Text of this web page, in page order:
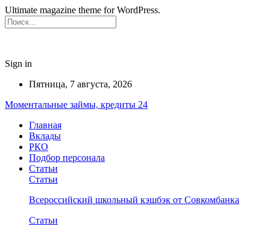
Ultimate magazine theme for WordPress.
Sign in
Пятница, 7 августа, 2026
Моментальные займы, кредиты 24
Главная
Вклады
РКО
Подбор персонала
Статьи
Статьи
Всероссийский школьный кэшбэк от Совкомбанка
Статьи